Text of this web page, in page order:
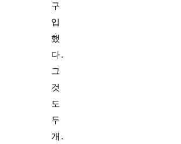
구
입
했
다.
그
것
도
두
개.